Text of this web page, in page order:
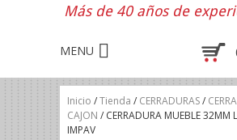
Más de 40 años de
Inicio /Tienda / CERRADURAS/
CAJON / CERRADURA MUEBLE 32MM
IMPAV